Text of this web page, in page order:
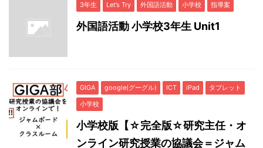
3年生 Let’s Try 外国語活動 小学校 指導案
外国語活動 小学校3年生 Unit1
GIGA google(グーグル) ICT iPad
タブレット
小学校
小学校版【☆完全版☆研究主任・オ
ンライン研究授業の協議会＝ジャム